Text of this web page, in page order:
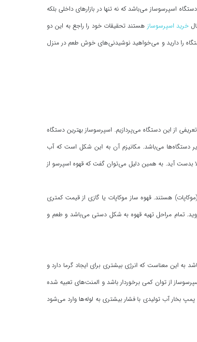
اسپرسوساز می‌باشد که نه تنها در بازارهای داخلی بلکه
خرید اسپرسوساز هستند تحقیقات خود را راجع به این دو
را دارید و می‌خواهید نوشیدنی‌های خوش طعم در منزل
از این دستگاه می‌پردازیم. اسپرسوساز بهترین دستگاه
دستگاه‌ها می‌باشد. مکانیزم آن به این شکل است که آب
بدست آید. به همین دلیل می‌توان گفت که قهوه اسپرسو از
هستند. قهوه ساز موکاپات یا گازی از قیمت کمتری
تمام مراحل تهیه قهوه به شکل دستی می‌باشد و طعم و
به این معناست که انرژی بیشتری برای ایجاد گرما دارد و
از توان کمی برخوردار باشد و المنت‌های تعبیه شده
بخار آب تولیدی با فشار بیشتری به لوله‌ها وارد می‌شود